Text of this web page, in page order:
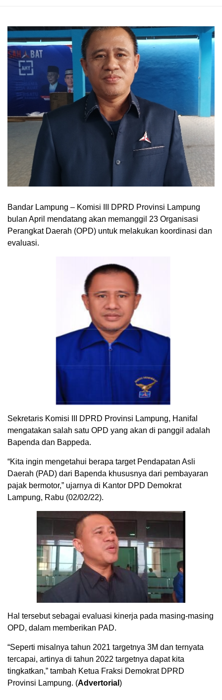
Bandar Lampung – Komisi III DPRD Provinsi Lampung
bulan April mendatang akan memanggil 23 Organisasi
Perangkat Daerah (OPD) untuk melakukan koordinasi dan
evaluasi.
Sekretaris Komisi III DPRD Provinsi Lampung, Hanifal
mengatakan salah satu OPD yang akan di panggil adalah
Bapenda dan Bappeda.
“Kita ingin mengetahui berapa target Pendapatan Asli
Daerah (PAD) dari Bapenda khususnya dari pembayaran
pajak bermotor,” ujarnya di Kantor DPD Demokrat
Lampung, Rabu (02/02/22).
Hal tersebut sebagai evaluasi kinerja pada masing-masing
OPD, dalam memberikan PAD.
“Seperti misalnya tahun 2021 targetnya 3M dan ternyata
tercapai, artinya di tahun 2022 targetnya dapat kita
tingkatkan,” tambah Ketua Fraksi Demokrat DPRD
Provinsi Lampung. (Advertorial )